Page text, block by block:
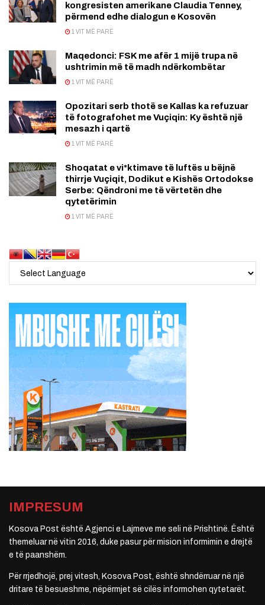
kongresisten amerikane Claudia Tenney,
përmend edhe dialogun e Kosovën
1 VIT MË PARË
Maqedonci: FSK me afër 1 mijë trupa në
ushtrimin më të madh ndërkombëtar
1 VIT MË PARË
Opozitari serb thotë se Kallas ka refuzuar
të fotografohet me Vuçiqin: Ky është një
mesazh i qartë
1 VIT MË PARË
Shoqatat e vi*ktimave të luftës u bëjnë
thirrje Vuçiqit, Dodikut e Kishës Ortodokse
Serbe: Qëndroni me të vërtetën dhe
qytetërimin
1 VIT MË PARË
IMPRESUM
Kosova Post është Agjenci e Lajmeve me seli në Prishtinë. Është
themeluar në vitin 2016, duke pasur për mision informimin e drejtë
e të paanshëm.
Për rrjedhojë, prej vitesh, Kosova Post, është shndërruar në një
dritare të besueshme, nëpërmjet së cilës informohen qytetarët.